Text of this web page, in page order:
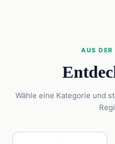
AUS DER
Wähle eine Kategorie und